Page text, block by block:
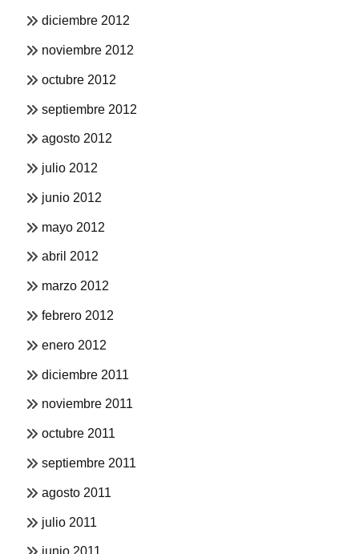
diciembre 2012
noviembre 2012
octubre 2012
septiembre 2012
agosto 2012
julio 2012
junio 2012
mayo 2012
abril 2012
marzo 2012
febrero 2012
enero 2012
diciembre 2011
noviembre 2011
octubre 2011
septiembre 2011
agosto 2011
julio 2011